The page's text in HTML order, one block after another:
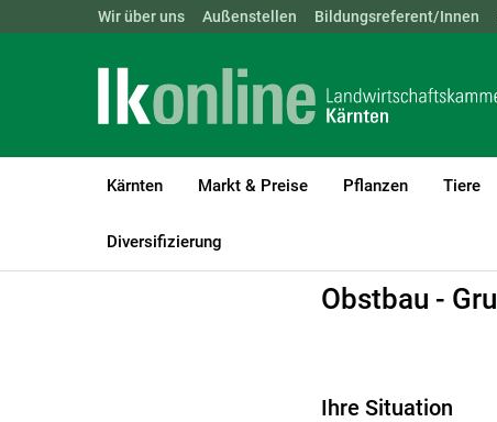
Landwirtschaftskammern: ÖSTERREICH BGLD KTN
Wir über uns Außenstellen Bildungsreferent/Innen
Kärnten Markt & Preise Pflanzen Tiere
Diversifizierung
LK Kärnten Beratung
Obstbau -
Ihre Situation